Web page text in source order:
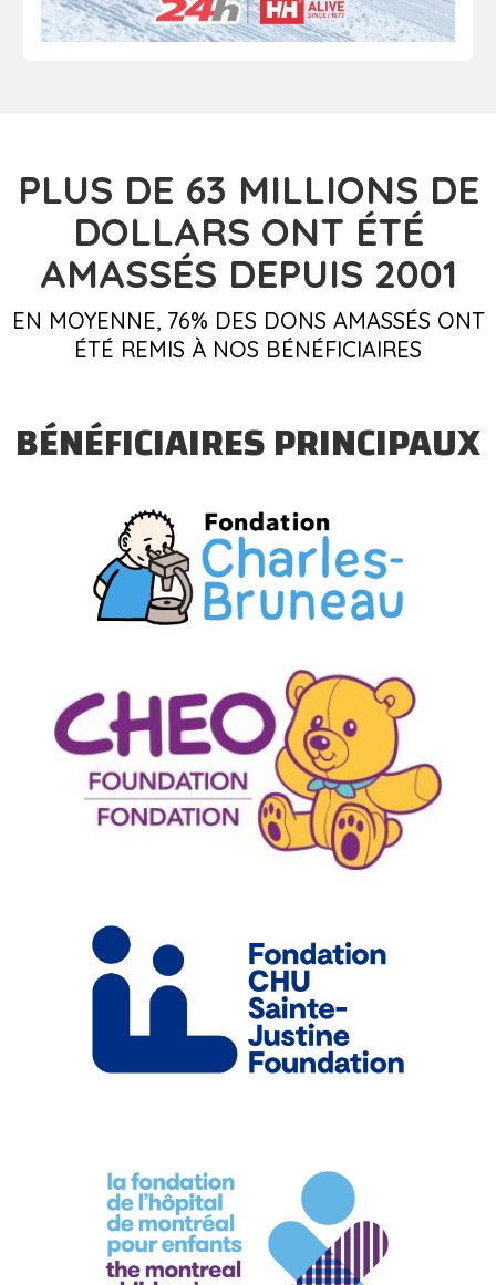
PLUS DE 63 MILLIONS DE
DOLLARS ONT ÉTÉ
AMASSÉS DEPUIS 2001
EN MOYENNE, 76% DES DONS AMASSÉS ONT
ÉTÉ REMIS À NOS BÉNÉFICIAIRES
BÉNÉFICIAIRES PRINCIPAUX